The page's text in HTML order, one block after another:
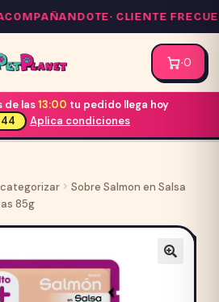
CLIENTE
·0
de las13:00 tu pedido llega hoy
Aplica condiciones
Sobre Salmon en Salsa
85g